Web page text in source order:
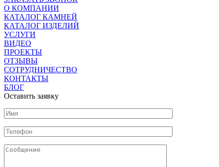
О КОМПАНИИ
КАТАЛОГ КАМНЕЙ
КАТАЛОГ ИЗДЕЛИЙ
УСЛУГИ
ВИДЕО
ПРОЕКТЫ
ОТЗЫВЫ
СОТРУДНИЧЕСТВО
КОНТАКТЫ
БЛОГ
Оставить заявку